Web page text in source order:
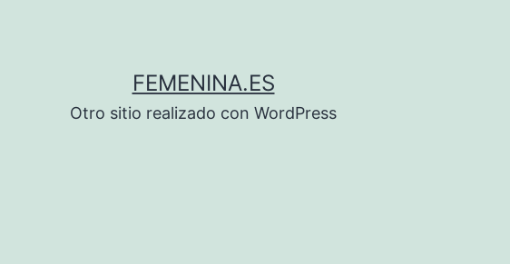
FEMENINA.ES
Otro sitio realizado con WordPress